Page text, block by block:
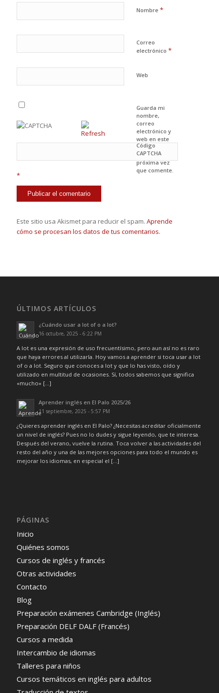
Nombre *
Correo
electrónico *
Web
Guarda mi
nombre,
correo
electrónico y
web en este
navegador
para la
próxima vez
que comente.
Código
CAPTCHA
*
Este sitio usa Akismet para reducir el spam. Aprende
cómo se procesan los datos de tus comentarios.
ÚLTIMOS ARTÍCULOS
¿Cuándo usar a lot of o a lot?
16 octubre, 2025 - 6:22 PM
A lot es una expresión de uso frecuentísimo, pero aun así no es raro
que haya errores al utilizarla. Hoy vamos a aprender si toca usar a lot
of o a lot. Seguro que conoces a lot y que lo has visto, oído y
utilizado en multitud de ocasiones. Sí, todos sabemos que significa
«mucho» […]
Aprender inglés en El Palo 2025/26
11 septiembre, 2025 - 5:57 PM
¿Quieres aprender inglés en El Palo? ¿Necesitas acreditar oficialmente
un nivel de inglés? Pues no lo dudes y sigue leyendo, que te interesa.
Después del verano, vuelve la rutina. Toca volver a las actividades del
resto del año y una de las mejores opciones para todo el mundo es
mejorar los idiomas, en especial el […]
PÁGINAS
Inicio
Quiénes somos
Cursos de inglés y francés
Otras actividades
Contacto
Blog
Preparación exámenes Cambridge (Inglés)
Preparación DELF DALF (Francés)
Cursos a medida
Intercambio de idiomas
Talleres para niños
Cursos temáticos en inglés para adultos